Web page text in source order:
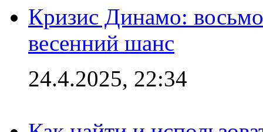
Кризис Динамо:
весенний шанс
24.4.2025, 22:34